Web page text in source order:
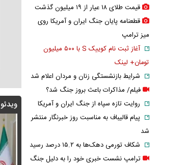
ویدئو
قیمت طلای ۱۸ عیار از ۱۹ میلیون گذشت
قطعنامه پایان جنگ ایران و آمریکا روی
میز ترامپ
آغاز ثبت نام کوییک S با ۵۰۰ میلیون
تومان+ لینک
شرایط بازنشستگی زنان و مردان اعلام شد
فیلم/ مذاکرات باعث بروز جنگ شد؟
روایت تازه سپاه از جنگ ایران و آمریکا
پیام قالیباف به مناسبت روز خبرنگار منتشر
شد
شکاف تورمی دهک‌ها به ۱۵.۲ درصد رسید
ترامپ نشست خبری خود را به دلیل جنگ